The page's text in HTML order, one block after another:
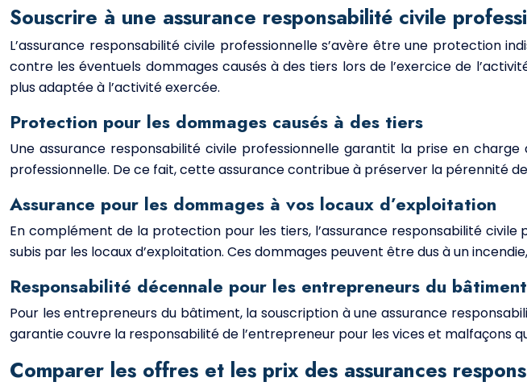
Souscrire à une assurance responsabilité civile
L’assurance responsabilité civile professionnelle s’avère être une protection
contre les éventuels dommages causés à des tiers lors de l’exercice de
plus adaptée à l’activité exercée.
Protection pour les dommages causés à des tiers
Une assurance responsabilité civile professionnelle garantit la prise en
professionnelle. De ce fait, cette assurance contribue à préserver la pérennité
Assurance pour les dommages à vos locaux d’exploitation
En complément de la protection pour les tiers, l’assurance responsabilité
subis par les locaux d’exploitation. Ces dommages peuvent être dus à un
Responsabilité décennale pour les entrepreneurs du bâtiment
Pour les entrepreneurs du bâtiment, la souscription à une assurance
garantie couvre la responsabilité de l’entrepreneur pour les vices et malfaçons
Comparer les offres et les prix des assurances